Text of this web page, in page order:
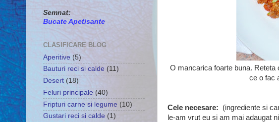
O mancarica foarte buna.
ce o fac
Cele necesare:
(ingrediente si
le-am vrut eu si am mai adaugat
Semnat:
Bucate Apetisante
CLASIFICARE BLOG
Aperitive (5)
Bauturi reci si calde (11)
Desert (18)
Feluri principale (40)
Fripturi carne si legume (10)
Gustari reci si calde (1)